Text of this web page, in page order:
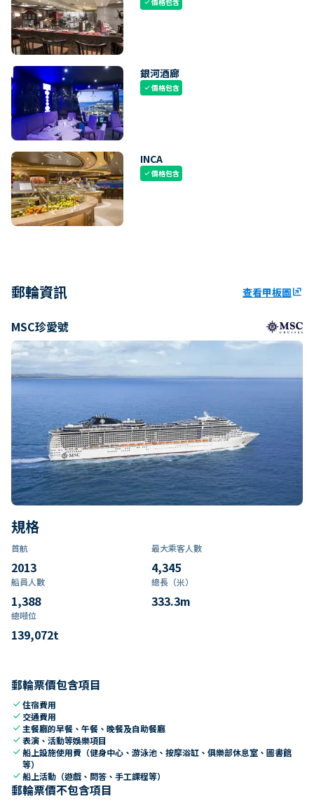
check
銀河酒廊
check價格包含
INCA
check價格包含
郵輪資訊 查看甲板圖ungroup
MSC珍愛號
規格
首航
2013
最大乘客人數
4,345
船員人數
1,388
總長（米）
333.3m
總噸位
139,072t
郵輪票價包含項目
check住宿費用
check 交通費用
check 主餐廳的早餐、午餐、晚餐及自助餐廳
check表演、活動等娛樂項目
check船上設施使用費（健身中心、游泳池、按摩浴缸、俱樂部休息室、圖書館
等）
check船上活動（遊戲、問答、手工課程等）
郵輪票價不包含項目